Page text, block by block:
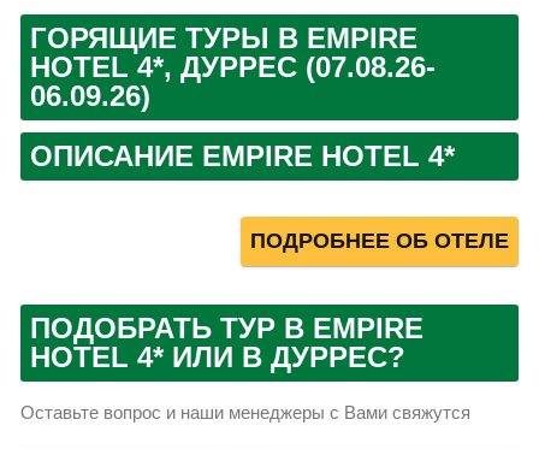
ГОРЯЩИЕ ТУРЫ В EMPIRE
HOTEL 4*, ДУРРЕС (07.08.26-
06.09.26)
ОПИСАНИЕ EMPIRE HOTEL 4*
ПОДРОБНЕЕ ОБ ОТЕЛЕ
ПОДОБРАТЬ ТУР В EMPIRE
HOTEL 4* ИЛИ В ДУРРЕС?
Оставьте вопрос и наши менеджеры с Вами свяжутся